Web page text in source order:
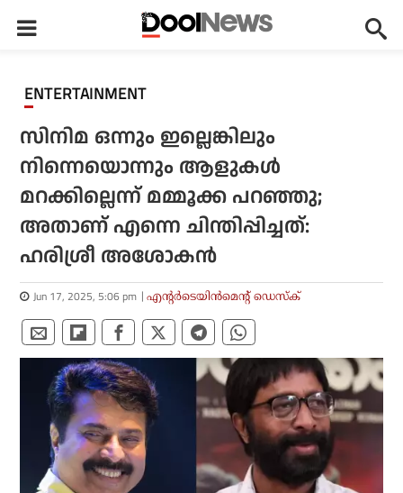
ENTERTAINMENT
സിനിമ ഒന്നും ഇല്ലെങ്കിലും
നിന്നെയൊന്നും ആളുകള്‍
മറക്കില്ലെന്ന് മമ്മൂക്ക പറഞ്ഞു;
അതാണ് എന്നെ ചിന്തിപ്പിച്ചത്:
ഹരിശ്രീ അശോകന്‍
Jun 17, 2025, 5:06 pm എന്റര്‍ടെയിന്‍മെന്റ് ഡെസ്‌ക്